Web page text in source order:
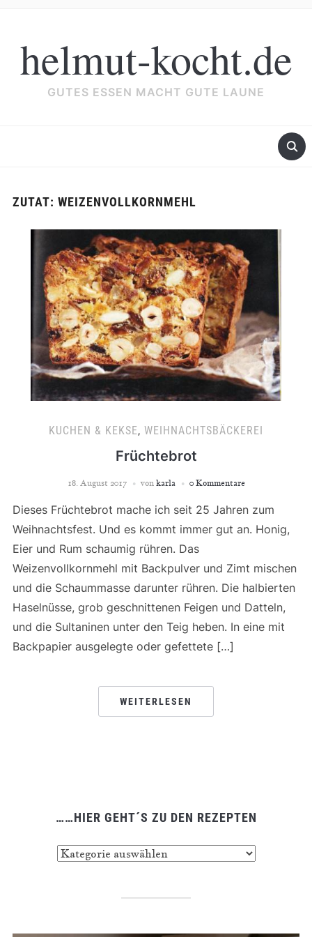
helmut-kocht.de
GUTES ESSEN MACHT GUTE LAUNE
……HIER GEHT´S ZU DEN REZEPTEN
ZUTAT: WEIZENVOLLKORNMEHL
KUCHEN & KEKSE, WEIHNACHTSBÄCKEREI
Früchtebrot
18. August 2017 von karla 0 Kommentare
Dieses Früchtebrot mache ich seit 25 Jahren zum
Weihnachtsfest. Und es kommt immer gut an. Honig,
Eier und Rum schaumig rühren. Das
Weizenvollkornmehl mit Backpulver und Zimt mischen
und die Schaummasse darunter rühren. Die halbierten
Haselnüsse, grob geschnittenen Feigen und Datteln,
und die Sultaninen unter den Teig heben. In eine mit
Backpapier ausgelegte oder gefettete […]
WEITERLESEN